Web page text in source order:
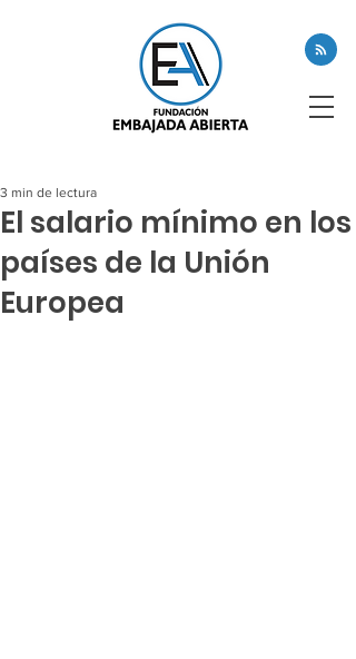
El salario mínimo en los
países de la Unión
Europea
3 min de lectura